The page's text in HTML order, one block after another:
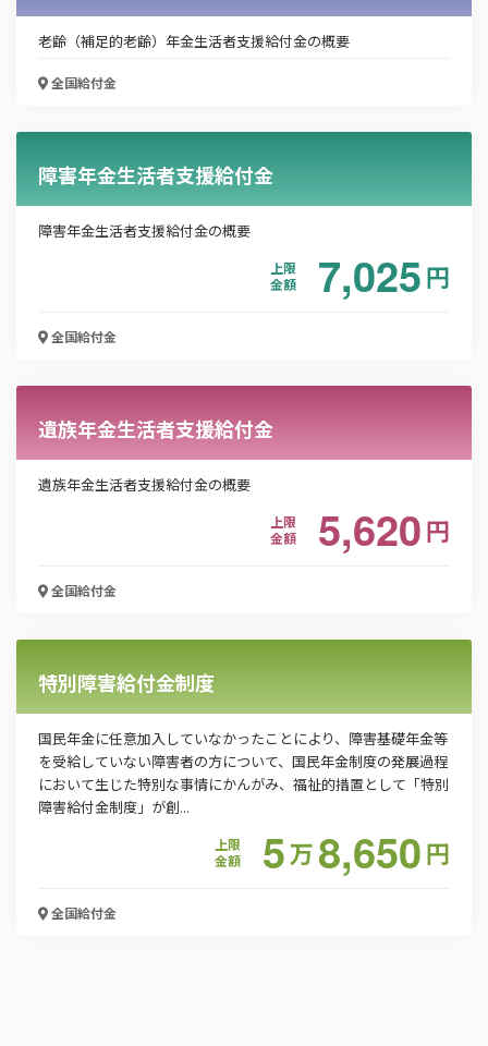
「PDF資料ダウンロード」ボタンを押下した時点
老齢（補足的老齢）年金生活者支援給付金の概要
全国給付金
障害年金生活者支援給付金
障害年金生活者支援給付金の概要
上限
金額
7,025円
全国給付金
遺族年金生活者支援給付金
遺族年金生活者支援給付金の概要
上限
金額
5,620円
全国給付金
特別障害給付金制度
国民年金に任意加入していなかったことにより、障害基礎年金等
を受給していない障害者の方について、国民年金制度の発展過程
において生じた特別な事情にかんがみ、福祉的措置として「特別
障害給付金制度」が創...
上限
金額
5万8,650円
全国給付金